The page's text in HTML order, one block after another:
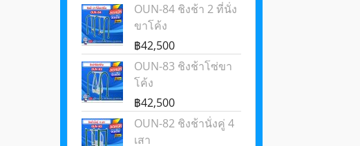
OUN-84 ชิงช้า 2 ที่นั่ง
ขาโค้ง
฿42,500
OUN-83 ชิงช้าโซ่ขา
โค้ง
฿42,500
OUN-82 ชิงช้านั่งคู่ 4
เสา